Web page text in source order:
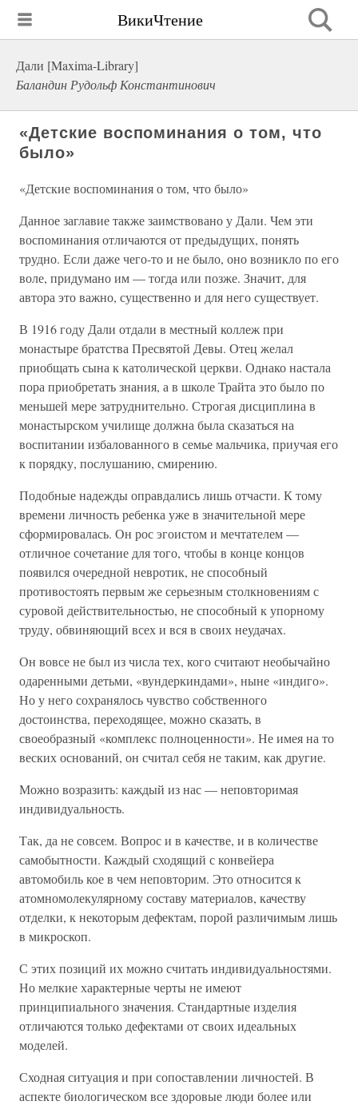
ВикиЧтение
Дали [Maxima-Library]
Баландин Рудольф Константинович
«Детские воспоминания о том, что
было»
«Детские воспоминания о том, что было»
Данное заглавие также заимствовано у Дали. Чем эти
воспоминания отличаются от предыдущих, понять
трудно. Если даже чего-то и не было, оно возникло по его
воле, придумано им — тогда или позже. Значит, для
автора это важно, существенно и для него существует.
В 1916 году Дали отдали в местный коллеж при
монастыре братства Пресвятой Девы. Отец желал
приобщать сына к католической церкви. Однако настала
пора приобретать знания, а в школе Трайта это было по
меньшей мере затруднительно. Строгая дисциплина в
монастырском училище должна была сказаться на
воспитании избалованного в семье мальчика, приучая его
к порядку, послушанию, смирению.
Подобные надежды оправдались лишь отчасти. К тому
времени личность ребенка уже в значительной мере
сформировалась. Он рос эгоистом и мечтателем —
отличное сочетание для того, чтобы в конце концов
появился очередной невротик, не способный
противостоять первым же серьезным столкновениям с
суровой действительностью, не способный к упорному
труду, обвиняющий всех и вся в своих неудачах.
Он вовсе не был из числа тех, кого считают необычайно
одаренными детьми, «вундеркиндами», ныне «индиго».
Но у него сохранялось чувство собственного
достоинства, переходящее, можно сказать, в
своеобразный «комплекс полноценности». Не имея на то
веских оснований, он считал себя не таким, как другие.
Можно возразить: каждый из нас — неповторимая
индивидуальность.
Так, да не совсем. Вопрос и в качестве, и в количестве
самобытности. Каждый сходящий с конвейера
автомобиль кое в чем неповторим. Это относится к
атомномолекулярному составу материалов, качеству
отделки, к некоторым дефектам, порой различимым лишь
в микроскоп.
С этих позиций их можно считать индивидуальностями.
Но мелкие характерные черты не имеют
принципиального значения. Стандартные изделия
отличаются только дефектами от своих идеальных
моделей.
Сходная ситуация и при сопоставлении личностей. В
аспекте биологическом все здоровые люди более или